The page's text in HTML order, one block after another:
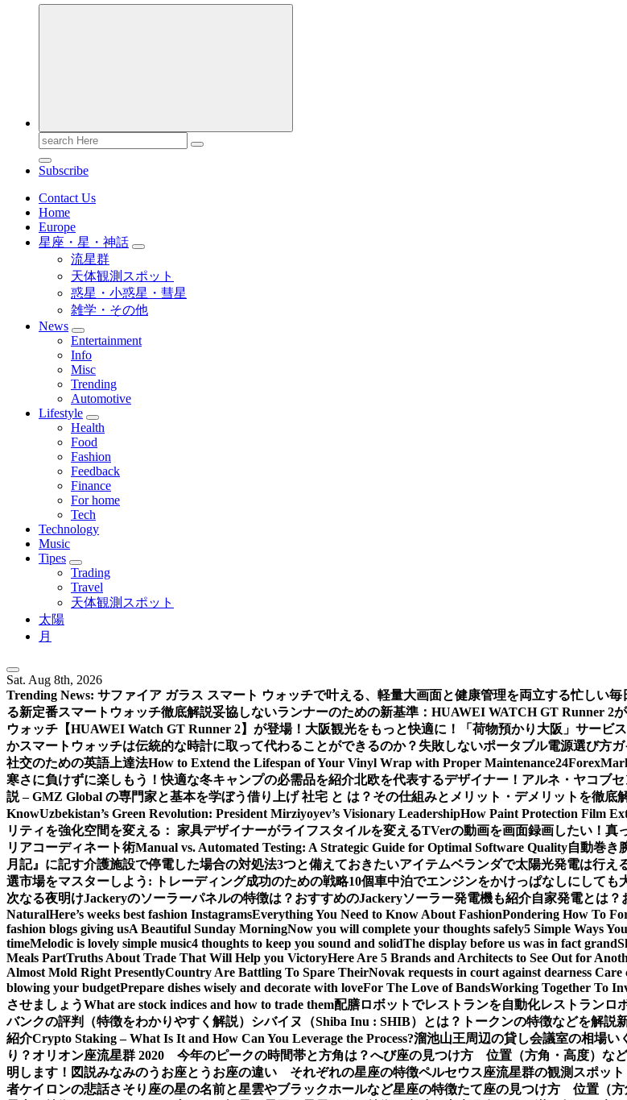
Search
for:
Subscribe
Contact Us
Home
Europe
星座・星・神話
流星群
天体観測スポット
惑星・小惑星・彗星
雑学・その他
News
Entertainment
Info
Misc
Trending
Automotive
Lifestyle
Health
Food
Fashion
Feedback
Finance
For home
Tech
Technology
Music
Tipes
Trading
Travel
天体観測スポット
太陽
月
Sat. Aug 8th, 2026
Trending News: サファイア ガラス スマート ウォッチで叶える、軽量大画面と健康管理を両立する忙しい毎
る新定番スマートウォッチ徹底解説妥協しないランナーのための新基準：HUAWEI WATCH GT Runner 2
ウォッチ【HUAWEI Watch GT Runner 2】が登場！ 大阪観光をもっと快適に！「荷物預かり大阪」サービ
かスマートウォッチは伝統的な時計に取って代わることができるのか？ 失敗しないポータブル電源選び方ガ
社交のための英語上達法How to Extend the Lifespan of Your Vinyl Wrap with Proper Maintenance
寒さに負けずに楽しもう！快適な冬キャンプの必需品を紹介北欧を代表するデザイナー！アルネ・ヤコブ
説 – GMZ Global の専門家と基本を学ぼう借り上げ 社宅 と は？その仕組みとメリット・デメリットを徹底
KnowUzbekistan’s Green Revolution: President Mirziyoyev’s Visionary LeadershipHow Paint Protection Film
リティを強化空間を変える： 家具デザイナーがライフスタイルを変えるTVerの動画を画面録画したい！真
リアコーディネート術Manual vs. Automated Testing: A Strategic Guide for Optimal Software Quality自動巻き
月記』に記す介護施設で停電した場合の対処法3つと備えておきたいアイテムベランダで太陽光発電は行え
選市場をマスターしよう: トレーディング成功のための戦略10個車中泊でエンジンをかけっぱなしにしても
次なる夜明けJackeryのソーラーパネルの特徴は？おすすめのJackeryソーラー発電機も紹介自家発電とは？
NaturalHere’s weeks best fashion InstagramsEverything You Need to Know About FashionPondering How To
fashion blogs giving usA Beautiful Sunday MorningNow you will complete your thoughts safely5 Simple Ways
timeMelodic is lovely simple music4 thoughts to keep you sound and solidThe display before us was in fact grand
Meals PartTruths About Trade That Will Help you VictoryHere Are 5 Brands and Architects to See Out for
Almost Mold Right PresentlyCountry Are Battling To Spare TheirNovak requests in court against dearness Care
blowing your budgetPrepare dishes wisely and decorate with loveFor The Love of BandsWorking Together To
させましょうWhat are stock indices and how to trade them配膳ロボットでレストランを自動化レストランロ
バンクの評判（特徴をわかりやすく解説） シバイヌ（Shiba Inu : SHIB）とは？トークンの特徴などを解説
紹介Crypto Staking – What Is It and How Can You Leverage the Process?溜池山王周辺の貸し会議室の相場い
り？オリオン座流星群 2020 今年のピークの時間帯と方角は？へび座の見つけ方 位置（方角・高度）な
明します！図説みなみのうお座とうお座の違い それぞれの星座の特徴ペルセウス座流星群の観測スポッ
者ケイロンの悲話さそり座の星の名前と星雲やブラックホールなど星座の特徴たて座の見つけ方 位置（方